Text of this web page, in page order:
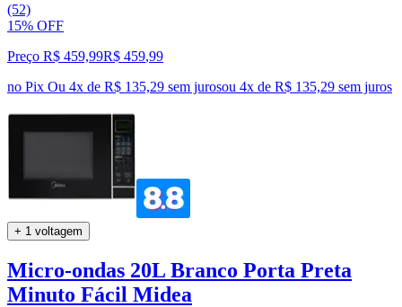
(52)
15% OFF
Preço R$ 459,99R$ 459,99
no Pix Ou 4x de R$ 135,29 sem jurosou 4x de R$ 135,29 sem juros
+ 1 voltagem
Micro-ondas 20L Branco Porta Preta
Minuto Fácil Midea